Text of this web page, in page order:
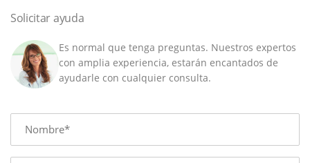
Solicitar ayuda
Es normal que tenga preguntas. Nuestros expertos
con amplia experiencia, estarán encantados de
ayudarle con cualquier consulta.
Name